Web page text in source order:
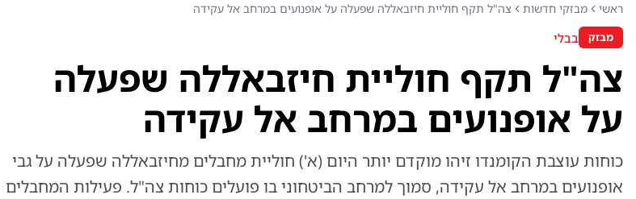
ראשי מבזקי חדשות צה"ל תקף חוליית חיזבאללה שפעלה על אופנועים במרחב אל עקידה
מבזק בבלי
צה"ל תקף חוליית חיזבאללה שפעלה
על אופנועים במרחב אל עקידה
כוחות עוצבת הקומנדו זיהו מוקדם יותר היום (א') חוליית מחבלים מחיזבאללה שפעלה על גבי
אופנועים במרחב אל עקידה, סמוך למרחב הביטחוני בו פועלים כוחות צה"ל. פעילות המחבלים